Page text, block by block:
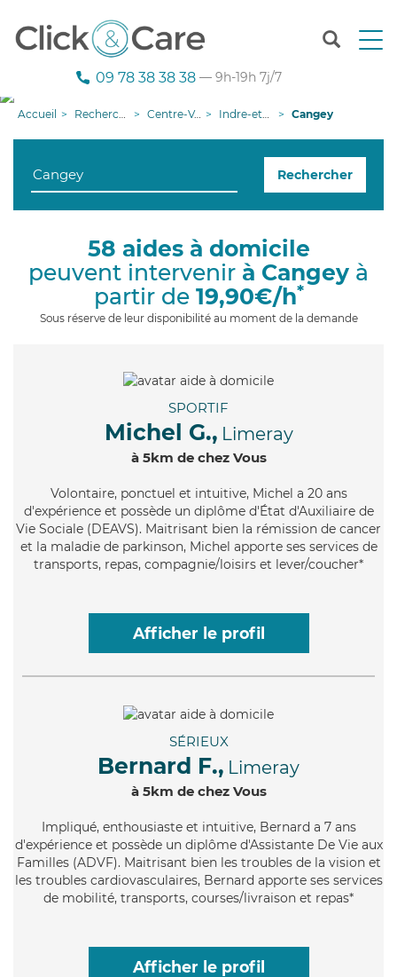
T
n
g
09 78 38 38 38 — 9h-19h 7j/7
Accueil Recherche aide à domicile Centre-Val de Loire Indre-et-Loire Cangey
Rechercher
58 aides à domicile
peuvent intervenir à Cangey à
partir de 19,90€/h*
Sous réserve de leur disponibilité au moment de la demande
SPORTIF
Michel G., Limeray
à 5km de chez Vous
Volontaire, ponctuel et intuitive, Michel a 20 ans
d'expérience et possède un diplôme d'État d'Auxiliaire de
Vie Sociale (DEAVS). Maitrisant bien la rémission de cancer
et la maladie de parkinson, Michel apporte ses services de
transports, repas, compagnie/loisirs et lever/coucher*
Afficher le profil
SÉRIEUX
Bernard F., Limeray
à 5km de chez Vous
Impliqué, enthousiaste et intuitive, Bernard a 7 ans
d'expérience et possède un diplôme d'Assistante De Vie aux
Familles (ADVF). Maitrisant bien les troubles de la vision et
les troubles cardiovasculaires, Bernard apporte ses services
de mobilité, transports, courses/livraison et repas*
Afficher le profil